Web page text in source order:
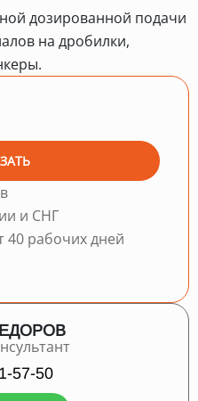
дозированной подачи
на дробилки,
и СНГ
40 рабочих дней
57-50